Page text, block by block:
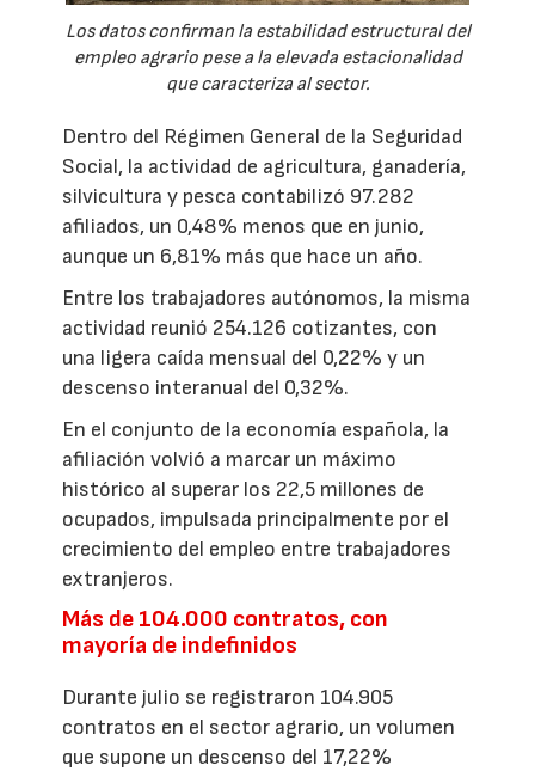
Los datos confirman la estabilidad estructural del
empleo agrario pese a la elevada estacionalidad
que caracteriza al sector.
Dentro del Régimen General de la Seguridad
Social, la actividad de agricultura, ganadería,
silvicultura y pesca contabilizó 97.282
afiliados, un 0,48% menos que en junio,
aunque un 6,81% más que hace un año.
Entre los trabajadores autónomos, la misma
actividad reunió 254.126 cotizantes, con
una ligera caída mensual del 0,22% y un
descenso interanual del 0,32%.
En el conjunto de la economía española, la
afiliación volvió a marcar un máximo
histórico al superar los 22,5 millones de
ocupados, impulsada principalmente por el
crecimiento del empleo entre trabajadores
extranjeros.
Más de 104.000 contratos, con
mayoría de indefinidos
Durante julio se registraron 104.905
contratos en el sector agrario, un volumen
que supone un descenso del 17,22%